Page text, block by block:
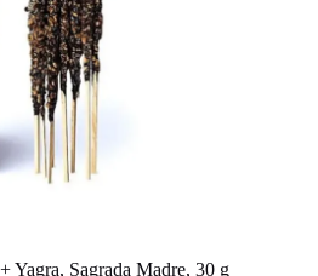
Yagra, Sagrada Madre, 30 g